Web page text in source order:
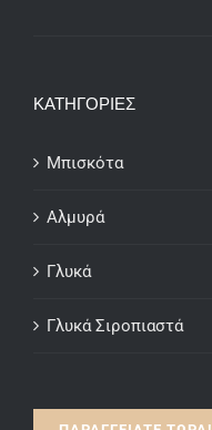
ΚΑΤΗΓΟΡΙΕΣ
Μπισκότα
Αλμυρά
Γλυκά
Γλυκά Σιροπιαστά